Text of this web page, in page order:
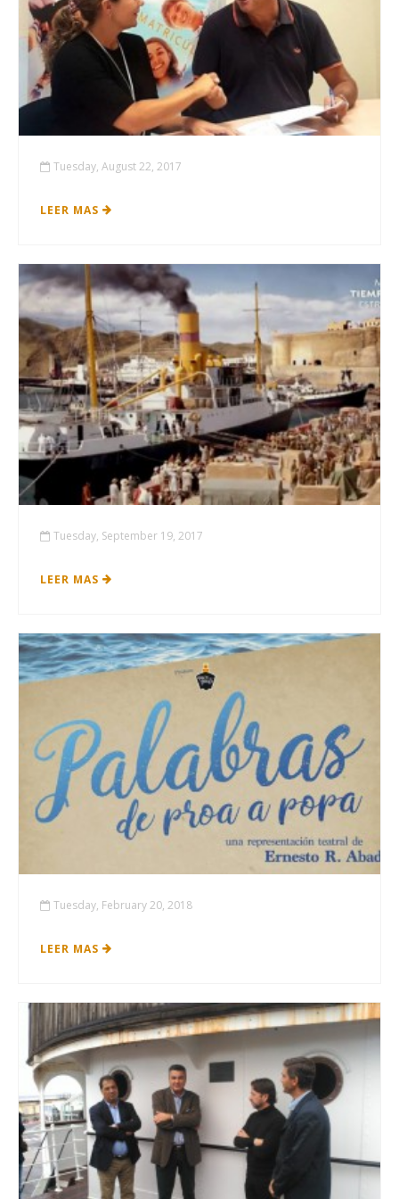
Tuesday, August 22, 2017
LEER MAS
Tuesday, September 19, 2017
LEER MAS
Tuesday, February 20, 2018
LEER MAS